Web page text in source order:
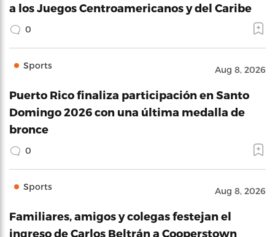
a los Juegos Centroamericanos y del Caribe
0
Sports Aug 8, 2026
Puerto Rico finaliza participación en Santo
Domingo 2026 con una última medalla de
bronce
0
Sports Aug 8, 2026
Familiares, amigos y colegas festejan el
ingreso de Carlos Beltrán a Cooperstown